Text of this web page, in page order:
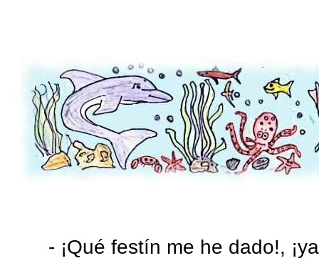
- ¡Qué festín me he dado!,